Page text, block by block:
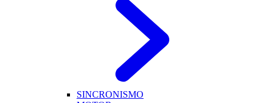
SINCRONISMO